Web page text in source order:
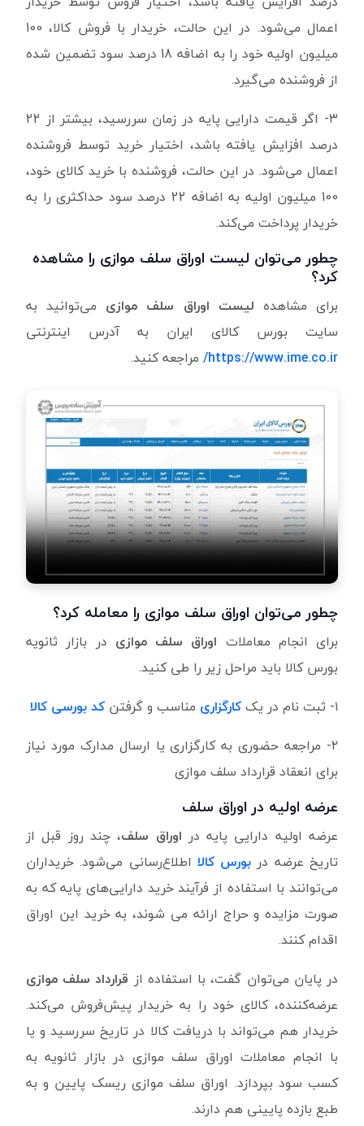
اعمال می‌شود. در این حالت، خریدار با فروش کالا، 100
میلیون اولیه خود را به اضافه 18 درصد سود تضمین شده
از فروشنده می‌گیرد.
۳- اگر قیمت دارایی پایه در زمان سررسید، بیشتر از 22
درصد افزایش یافته باشد، اختیار خرید توسط فروشنده
اعمال می‌شود. در این حالت، فروشنده با خرید کالای خود،
100 میلیون اولیه به اضافه 22 درصد سود حداکثری را به
خریدار پرداخت می‌کند.
چطور می‌توان لیست اوراق سلف موازی را مشاهده
کرد؟
برای مشاهده لیست اوراق سلف موازی می‌توانید به
سایت بورس کالای ایران به آدرس اینترنتی
https://www.ime.co.ir/ مراجعه کنید.
چطور می‌توان اوراق سلف موازی را معامله کرد؟
برای انجام معاملات اوراق سلف موازی در بازار ثانویه
بورس کالا باید مراحل زیر را طی کنید.
۱- ثبت نام در یک
کارگزاری مناسب و گرفتن کد بورسی کالا
۲- مراجعه حضوری به کارگزاری یا ارسال مدارک مورد نیاز
برای انعقاد قرارداد سلف موازی
عرضه اولیه در اوراق سلف
عرضه اولیه دارایی پایه در اوراق سلف، چند روز قبل از
تاریخ عرضه در بورس کالا اطلاع‌رسانی می‌شود. خریداران
می‌توانند با استفاده از فرآیند خرید دارایی‌های پایه که به
صورت مزایده و حراج ارائه می شوند، به خرید این اوراق
اقدام کنند.
در پایان می‌توان گفت، با استفاده از قرارداد سلف موازی
عرضه‌کننده، کالای خود را به خریدار پیش‌فروش می‌کند.
خریدار هم می‌تواند با دریافت کالا در تاریخ سررسید و یا
با انجام معاملات اوراق سلف موازی در بازار ثانویه به
کسب سود بپردازد. اوراق سلف موازی ریسک پایین و به
طبع بازده پایینی هم دارند.